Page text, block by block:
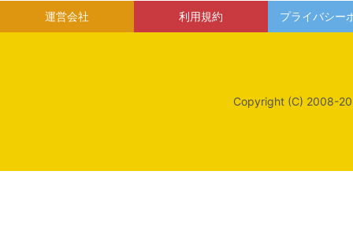
運営会社 利用規約 プライバシー
Copyright (C) 2008-